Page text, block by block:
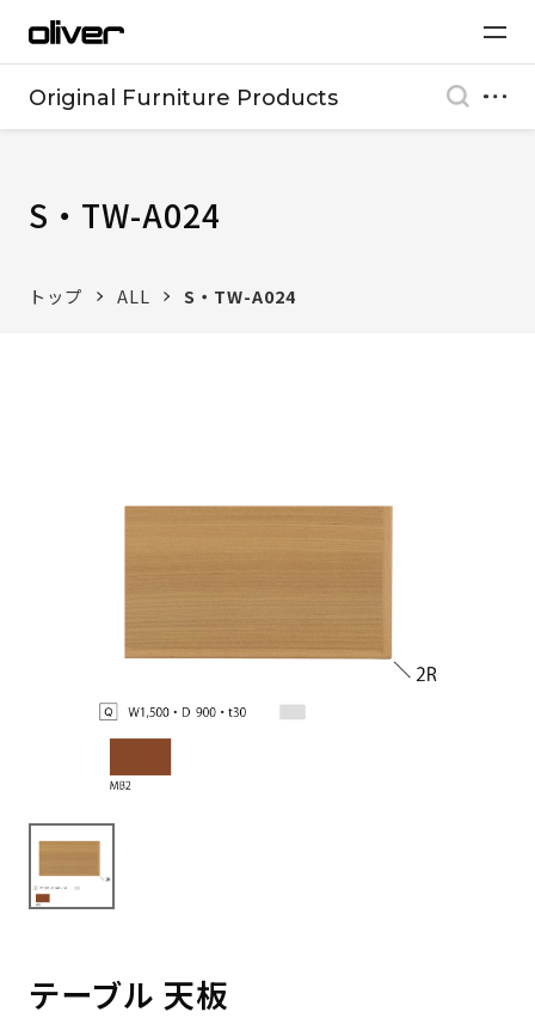
Original Furniture Products
S・TW-A024
トップ ALL S・TW-A024
テーブル 天板